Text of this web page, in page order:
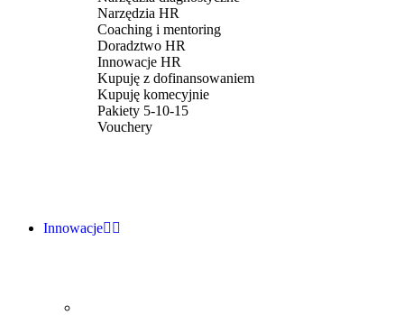
Narzędzia HR
Coaching i mentoring
Doradztwo HR
Innowacje HR
Kupuję z dofinansowaniem
Kupuję komecyjnie
Pakiety 5-10-15
Vouchery
Innowacje